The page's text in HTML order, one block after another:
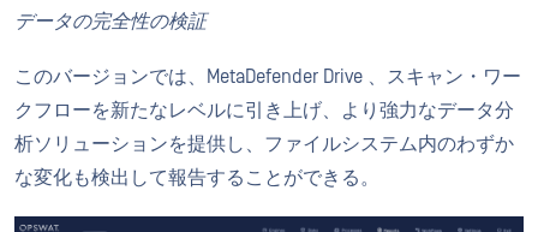
データの完全性の検証
このバージョンでは、MetaDefender Drive 、スキャン・ワー
クフローを新たなレベルに引き上げ、より強力なデータ分
析ソリューションを提供し、ファイルシステム内のわずか
な変化も検出して報告することができる。